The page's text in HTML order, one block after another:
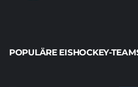
POPULÄRE EISHOCKEY-